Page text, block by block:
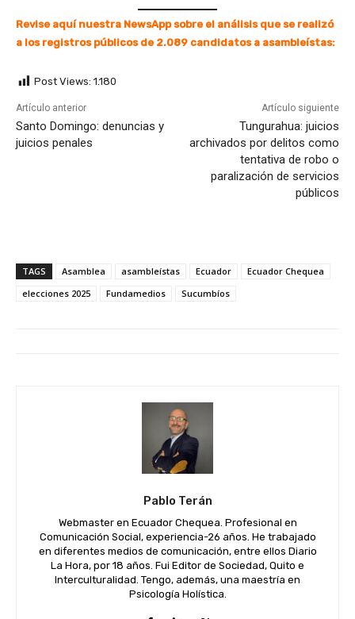
Revise aquí nuestra NewsAppsobre el análisis que se realizó
a los registros públicos de 2.089 candidatos a asambleístas:
Post Views: 1.180
Artículo anterior
Santo Domingo: denuncias y
juicios penales
Artículo siguiente
Tungurahua: juicios
archivados por delitos como
tentativa de robo o
paralización de servicios
públicos
TAGS Asamblea asambleístas Ecuador
Ecuador Chequea
elecciones 2025
Fundamedios Sucumbíos
Pablo Terán
Webmaster en Ecuador Chequea. Profesional en
Comunicación Social, experiencia-26 años. He trabajado
en diferentes medios de comunicación, entre ellos Diario
La Hora, por 18 años. Fui Editor de Sociedad, Quito e
Interculturalidad. Tengo, además, una maestría en
Psicología Holística.